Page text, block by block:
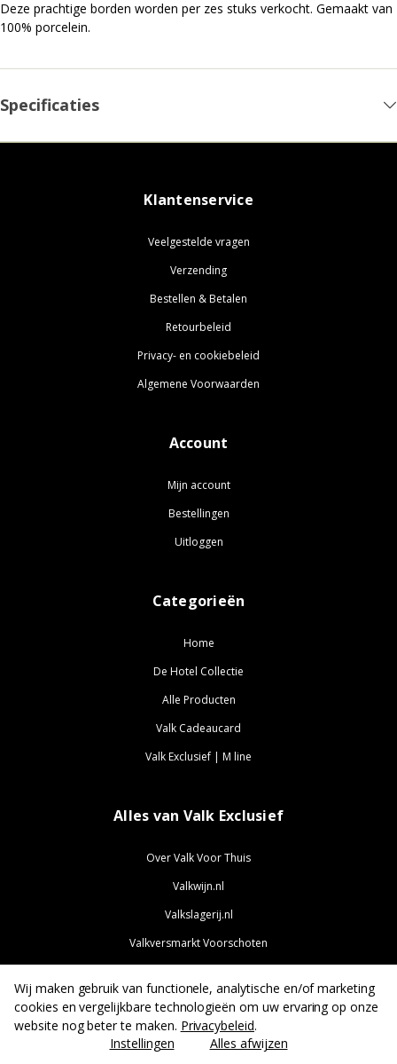
Deze prachtige borden worden per zes stuks verkocht. Gemaakt van
100% porcelein.
Specificaties
Klantenservice
Veelgestelde vragen
Verzending
Bestellen & Betalen
Retourbeleid
Privacy- en cookiebeleid
Algemene Voorwaarden
Account
Mijn account
Bestellingen
Uitloggen
Categorieën
Home
De Hotel Collectie
Alle Producten
Valk Cadeaucard
Valk Exclusief | M line
Alles van Valk Exclusief
Over Valk Voor Thuis
Valkwijn.nl
Valkslagerij.nl
Valkversmarkt Voorschoten
ValkJobs.nl
Wij maken gebruik van functionele, analytische en/of marketing
cookies en vergelijkbare technologieën om uw ervaring op onze
website nog beter te maken. Privacybeleid.
Instellingen
Alles afwijzen